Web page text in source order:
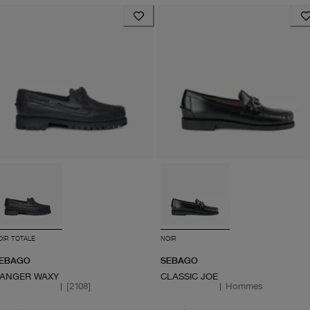
TOTALE
WAXY
| [2108]
NOIR
SEBAGO
CLASSIC JOE
| Hommes